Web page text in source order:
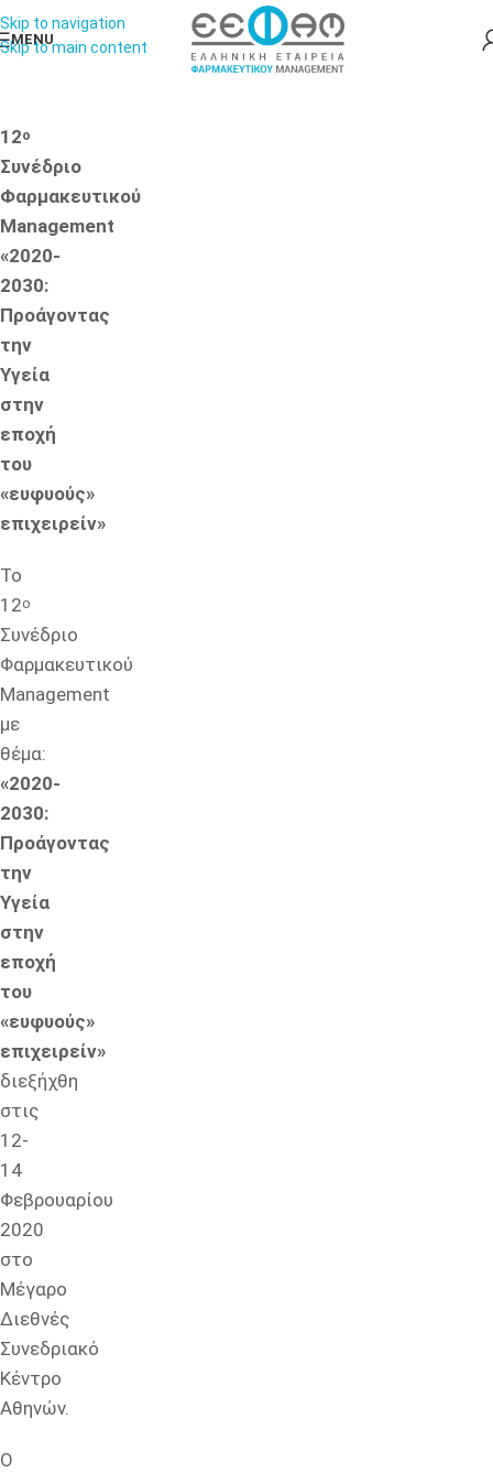
Skip to navigation
Skip to main content
MENU
12ο
Συνέδριο
Φαρμακευτικού
Management
«2020-
2030:
Προάγοντας
την
Υγεία
στην
εποχή
του
«ευφυούς»
επιχειρείν»
Το
12ο
Συνέδριο
Φαρμακευτικού
Management
με
θέμα:
«2020-
2030:
Προάγοντας
την
Υγεία
στην
εποχή
του
«ευφυούς»
επιχειρείν»
διεξήχθη
στις
12-
14
Φεβρουαρίου
2020
στο
Μέγαρο
Διεθνές
Συνεδριακό
Κέντρο
Αθηνών.
Ο